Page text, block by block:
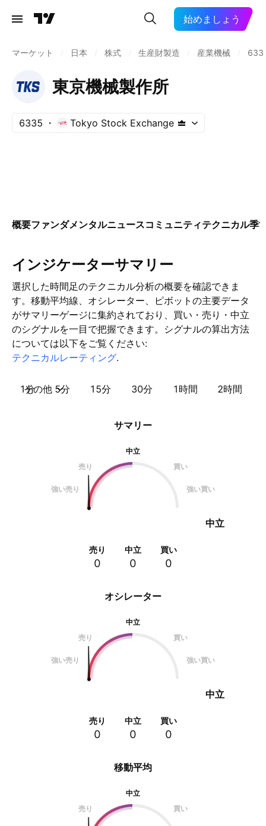
始めましょう
マーケット 日本 株式 生産財製造 産業機械
東京機械製作所
6335 Tokyo Stock Exchange
概要ファンダメンタルニュースコミュニティテクニカル季
インジケーターサマリー
選択した時間足のテクニカル分析の概要を確認できま
す。移動平均線、オシレーター、ピボットの主要データ
がサマリーゲージに集約されており、買い・売り・中立
のシグナルを一目で把握できます。シグナルの算出方法
については以下をご覧ください:
テクニカルレーティング.
1分 5分 15分 30分 1時間 2時間
その他
オシレーター
中立
売り
買い
強い売り 強い買い
中立
売り
0
中立
0
買い
0
サマリー
中立
売り
買い
強い売り 強い買い
中立
売り
0
中立
0
買い
0
移動平均
中立
売り
買い